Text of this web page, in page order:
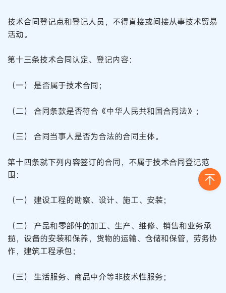
技术合同登记点和登记人员，不得直接或间接从事技术贸易
活动。
第十三条技术合同认定、登记内容：
（一） 是否属于技术合同；
（二） 合同条款是否符合《中华人民共和国合同法》；
（三） 合同当事人是否为合法的合同主体。
第十四条就下列内容签订的合同，不属于技术合同登记范
围：
（一） 建设工程的勘察、设计、施工、安装；
（二） 产品和零部件的加工、生产、维修、销售和业务承
揽，设备的安装和保养，货物的运输、仓储和保管，劳务协
作，建筑工程承包；
（三） 生活服务、商品中介等非技术性服务；